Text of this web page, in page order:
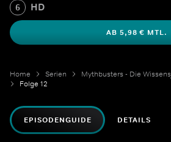
6 HD
AB 5,98 € MTL.
Home Serien Mythbusters - Die
Folge 12
EPISODENGUIDE DETAILS